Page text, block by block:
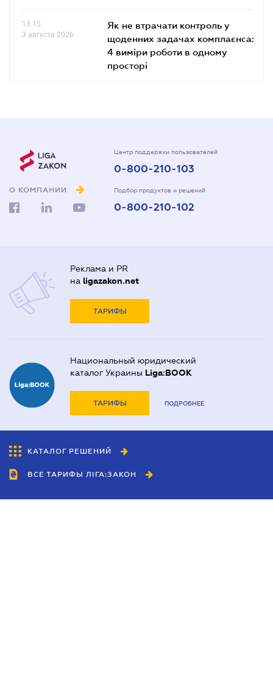
13.15
3 августа 2026
Як не втрачати контроль у
щоденних задачах комплаєнса:
4 виміри роботи в одному
просторі
О КОМПАНИИ
Центр поддержки пользователей
0-800-210-103
Подбор продуктов и решений
0-800-210-102
Реклама и PR
на ligazakon.net
ТАРИФЫ
Национальный юридический
каталог Украины Liga:BOOK
ТАРИФЫ ПОДРОБНЕЕ
КАТАЛОГ РЕШЕНИЙ
ВСЕ ТАРИФЫ ЛІГА:ЗАКОН